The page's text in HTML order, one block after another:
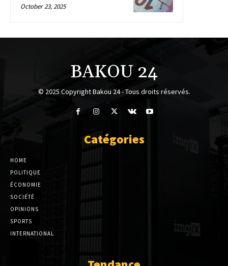
October 23, 2025
BAKOU 24
© 2025 Copyright Bakou 24 - Tous droits réservés.
Catégories
HOME
POLITIQUE
ÉCONOMIE
SOCIÉTÉ
OPINIONS
SPORTS
INTERNATIONAL